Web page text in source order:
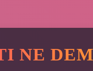
NE